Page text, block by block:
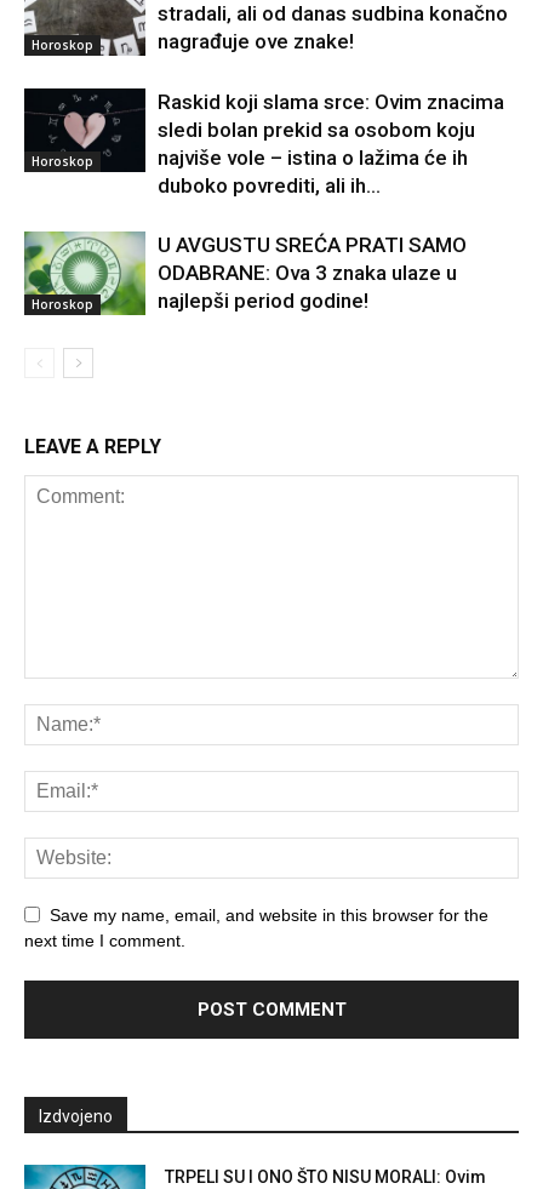
Horoskop
stradali, ali od danas sudbina konačno
nagrađuje ove znake!
Horoskop
Raskid koji slama srce: Ovim znacima
sledi bolan prekid sa osobom koju
najviše vole – istina o lažima će ih
duboko povrediti, ali ih...
Horoskop
U AVGUSTU SREĆA PRATI SAMO
ODABRANE: Ova 3 znaka ulaze u
najlepši period godine!
LEAVE A REPLY
Save my name, email, and website in this browser for the
next time I comment.
Izdvojeno
TRPELI SU I ONO ŠTO NISU MORALI: Ovim